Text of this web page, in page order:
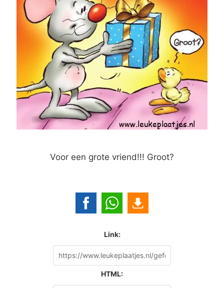
Voor een grote vriend!!! Groot?
Link:
HTML: